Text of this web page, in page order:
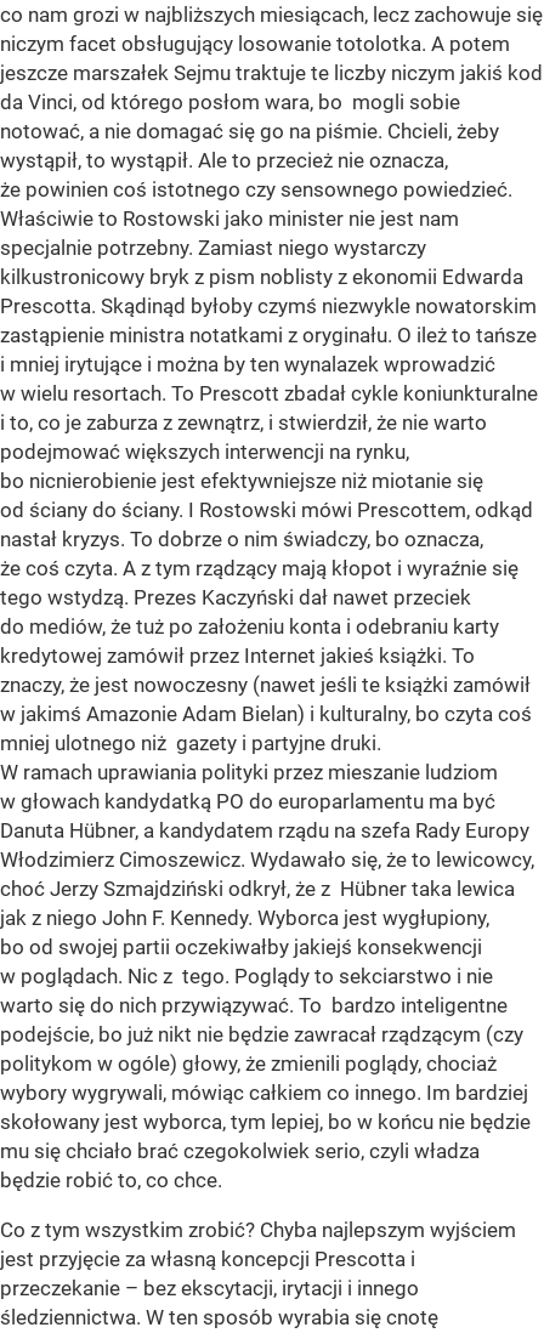
co nam grozi w najbliższych miesiącach, lecz zachowuje się
niczym facet obsługujący losowanie totolotka. A potem
jeszcze marszałek Sejmu traktuje te liczby niczym jakiś kod
da Vinci, od którego posłom wara, bo mogli sobie
notować, a nie domagać się go na piśmie. Chcieli, żeby
wystąpił, to wystąpił. Ale to przecież nie oznacza,
że powinien coś istotnego czy sensownego powiedzieć.
Właściwie to Rostowski jako minister nie jest nam
specjalnie potrzebny. Zamiast niego wystarczy
kilkustronicowy bryk z pism noblisty z ekonomii Edwarda
Prescotta. Skądinąd byłoby czymś niezwykle nowatorskim
zastąpienie ministra notatkami z oryginału. O ileż to tańsze
i mniej irytujące i można by ten wynalazek wprowadzić
w wielu resortach. To Prescott zbadał cykle koniunkturalne
i to, co je zaburza z zewnątrz, i stwierdził, że nie warto
podejmować większych interwencji na rynku,
bo nicnierobienie jest efektywniejsze niż miotanie się
od ściany do ściany. I Rostowski mówi Prescottem, odkąd
nastał kryzys. To dobrze o nim świadczy, bo oznacza,
że coś czyta. A z tym rządzący mają kłopot i wyraźnie się
tego wstydzą. Prezes Kaczyński dał nawet przeciek
do mediów, że tuż po założeniu konta i odebraniu karty
kredytowej zamówił przez Internet jakieś książki. To
znaczy, że jest nowoczesny (nawet jeśli te książki zamówił
w jakimś Amazonie Adam Bielan) i kulturalny, bo czyta coś
mniej ulotnego niż gazety i partyjne druki.
W ramach uprawiania polityki przez mieszanie ludziom
w głowach kandydatką PO do europarlamentu ma być
Danuta Hübner, a kandydatem rządu na szefa Rady Europy
Włodzimierz Cimoszewicz. Wydawało się, że to lewicowcy,
choć Jerzy Szmajdziński odkrył, że z Hübner taka lewica
jak z niego John F. Kennedy. Wyborca jest wygłupiony,
bo od swojej partii oczekiwałby jakiejś konsekwencji
w poglądach. Nic z tego. Poglądy to sekciarstwo i nie
warto się do nich przywiązywać. To bardzo inteligentne
podejście, bo już nikt nie będzie zawracał rządzącym (czy
politykom w ogóle) głowy, że zmienili poglądy, chociaż
wybory wygrywali, mówiąc całkiem co innego. Im bardziej
skołowany jest wyborca, tym lepiej, bo w końcu nie będzie
mu się chciało brać czegokolwiek serio, czyli władza
będzie robić to, co chce.
Co z tym wszystkim zrobić? Chyba najlepszym wyjściem
jest przyjęcie za własną koncepcji Prescotta i
przeczekanie – bez ekscytacji, irytacji i innego
śledziennictwa. W ten sposób wyrabia się cnotę